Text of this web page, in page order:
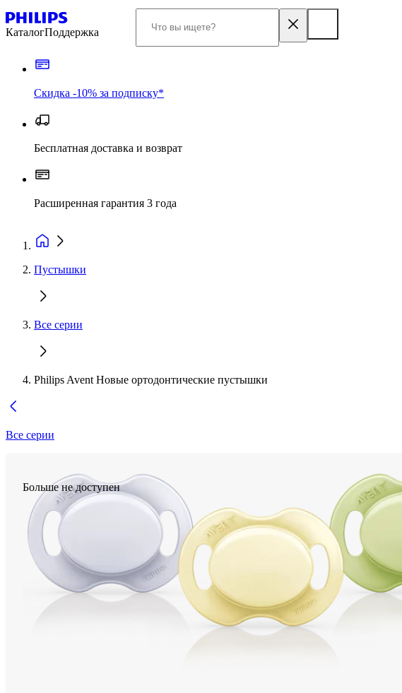
КаталогПоддержка
Скидка -10% за подписку*
Бесплатная доставка и возврат
Расширенная гарантия 3 года
Пустышки
Все серии
Philips Avent Новые ортодонтические пустышки
Все серии
Больше не доступен